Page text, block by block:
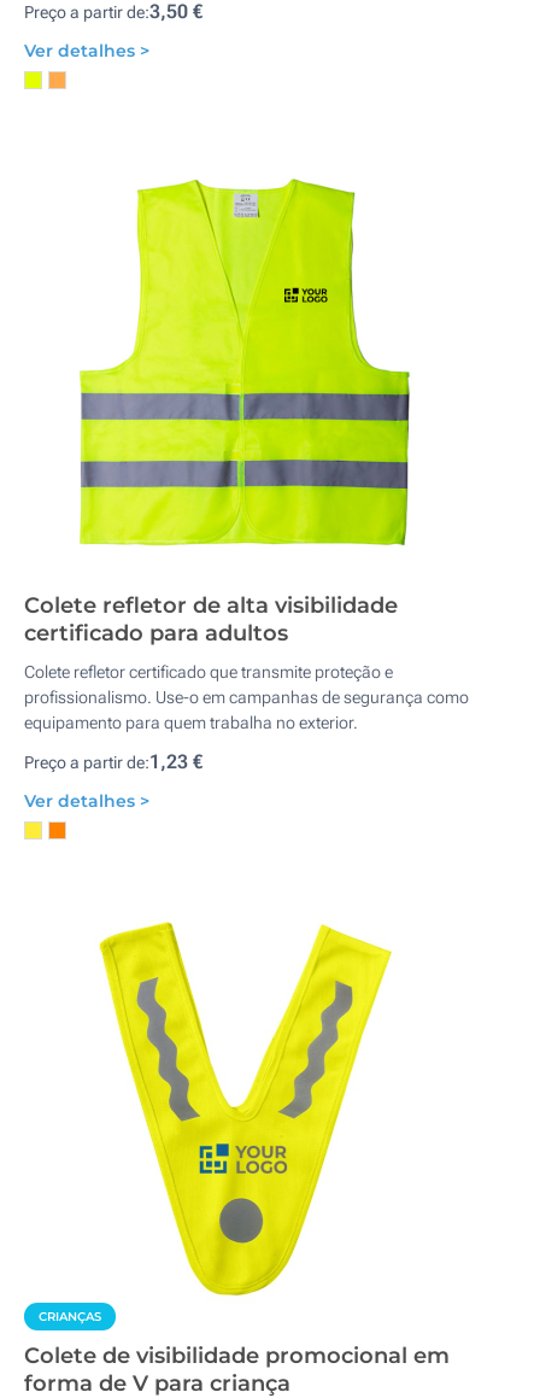
Preço a partir de:3,50 €
Ver detalhes >
Colete refletor de alta visibilidade
certificado para adultos
Colete refletor certificado que transmite proteção e
profissionalismo. Use-o em campanhas de segurança como
equipamento para quem trabalha no exterior.
Preço a partir de:1,23 €
Ver detalhes >
CRIANÇAS
Colete de visibilidade promocional em
forma de V para criança